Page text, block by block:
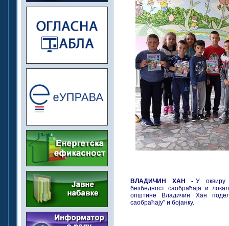
ВЛАДИЧИН ХАН - У оквиру
безбедност саобраћаја и
општине Владичин Хан
саобраћају" и бојанку.